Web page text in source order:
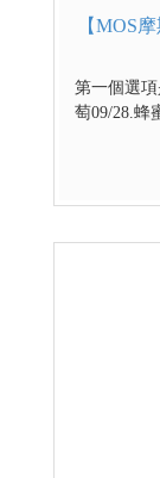
【MOS
第一個選
萄09/28.蜂
官方網路
公告優惠